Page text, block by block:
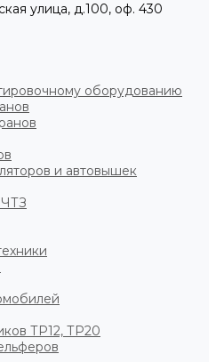
улица, д.100, оф. 430
оборудованию
и автовышек
ЧТЗ
ТР12, ТР20